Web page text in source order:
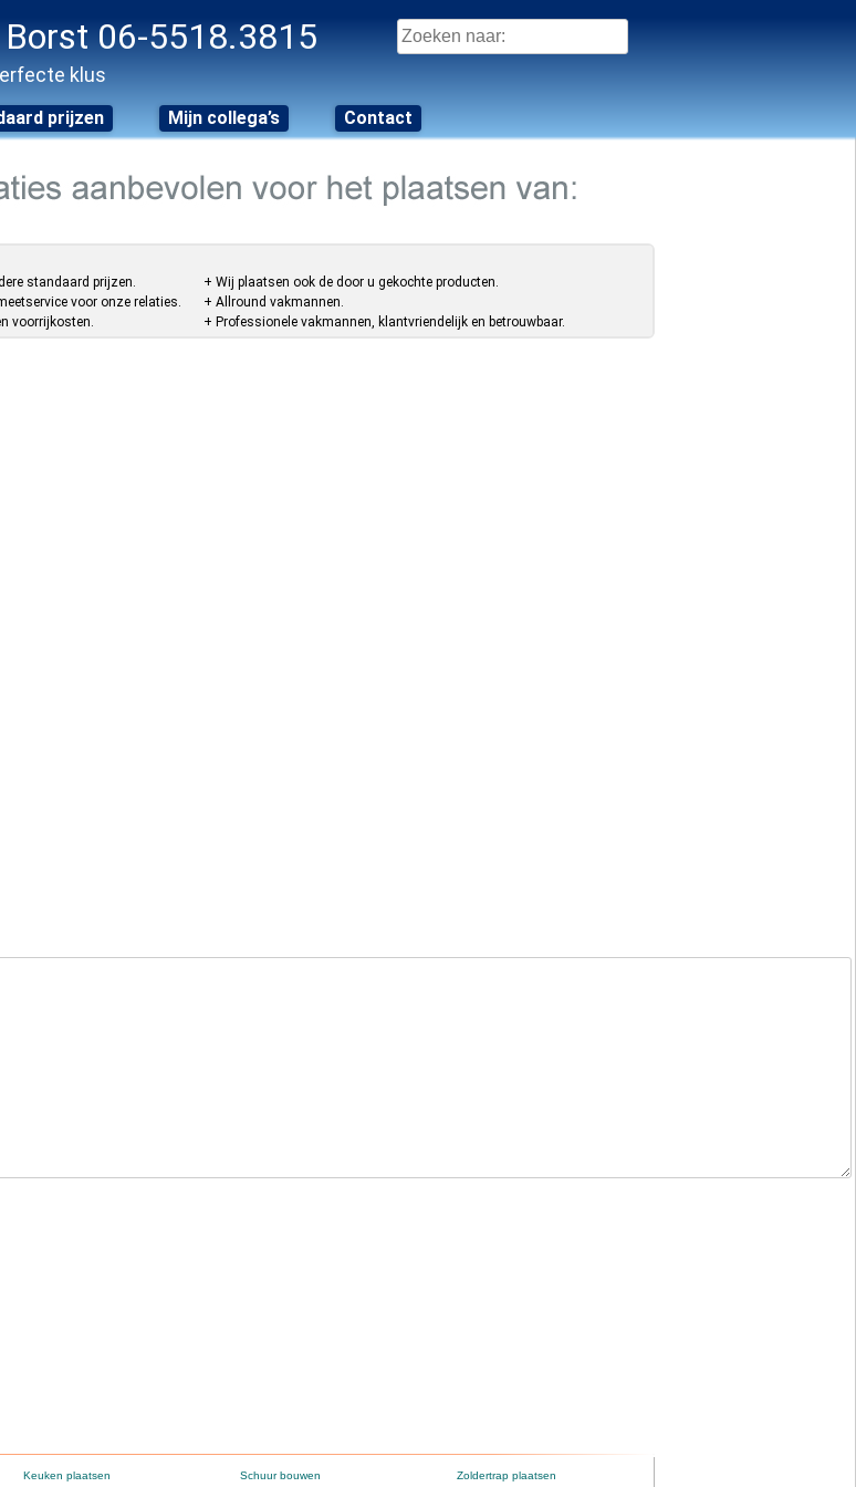
06-5518.3815
klus
Zoeken
naar:
prijzen Mijn collega’s Contact
standaard prijzen.
voor onze relaties.
voorrijkosten.
+ Wij plaatsen ook de door u gekochte producten.
+ Allround vakmannen.
+ Professionele vakmannen, klantvriendelijk en betrouwbaar.
Keuken plaatsen Schuur bouwen Zoldertrap plaatsen